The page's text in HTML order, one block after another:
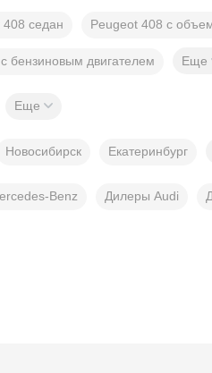
408 седан Peugeot 408 с
бензиновым двигателем Еще
Еще
Новосибирск Екатеринбург
Benz Дилеры Audi